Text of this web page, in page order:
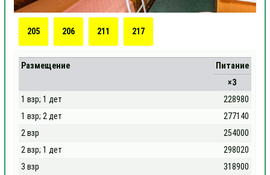
205 206 211 217
Размещение
Питание
×3
1 взр; 1 дет
228980
1 взр; 2 дет
277140
2 взр
254000
2 взр; 1 дет
298020
3 взр
318900